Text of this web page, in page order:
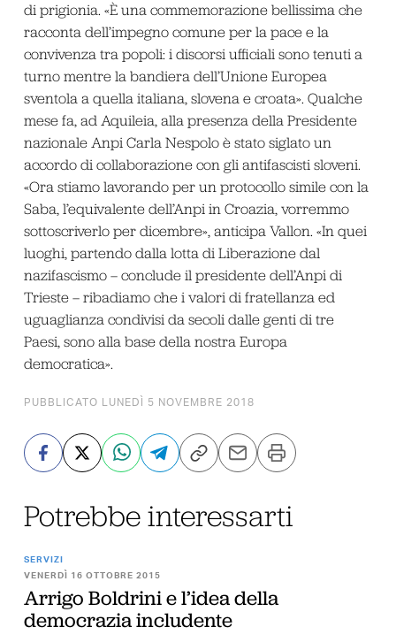
di prigionia. «È una commemorazione bellissima che
racconta dell’impegno comune per la pace e la
convivenza tra popoli: i discorsi ufficiali sono tenuti a
turno mentre la bandiera dell’Unione Europea
sventola a quella italiana, slovena e croata». Qualche
mese fa, ad Aquileia, alla presenza della Presidente
nazionale Anpi Carla Nespolo è stato siglato un
accordo di collaborazione con gli antifascisti sloveni.
«Ora stiamo lavorando per un protocollo simile con la
Saba, l’equivalente dell’Anpi in Croazia, vorremmo
sottoscriverlo per dicembre», anticipa Vallon. «In quei
luoghi, partendo dalla lotta di Liberazione dal
nazifascismo – conclude il presidente dell’Anpi di
Trieste – ribadiamo che i valori di fratellanza ed
uguaglianza condivisi da secoli dalle genti di tre
Paesi, sono alla base della nostra Europa
democratica».
PUBBLICATO LUNEDÌ 5 NOVEMBRE 2018
Potrebbe interessarti
SERVIZI
VENERDÌ 16 OTTOBRE 2015
Arrigo Boldrini e l’idea della
democrazia includente